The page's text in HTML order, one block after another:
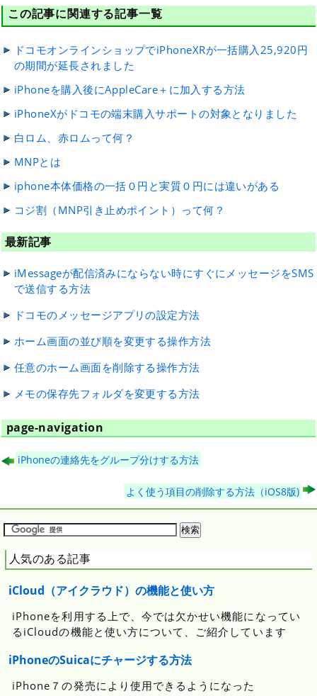
この記事に関連する記事一覧
ドコモオンラインショップでiPhoneXRが一括購入25,920円
の期間が延長されました
iPhoneを購入後にAppleCare＋に加入する方法
iPhoneXがドコモの端末購入サポートの対象となりました
白ロム、赤ロムって何？
MNPとは
iphone本体価格の一括０円と実質０円には違いがある
コジ割（MNP引き止めポイント）って何？
最新記事
iMessageが配信済みにならない時にすぐにメッセージをSMS
で送信する方法
ドコモのメッセージアプリの設定方法
ホーム画面の並び順を変更する操作方法
任意のホーム画面を削除する操作方法
メモの保存先フォルダを変更する方法
page-navigation
iPhoneの連絡先をグループ分けする方法
よく使う項目の削除する方法（iOS8版)
人気のある記事
iCloud（アイクラウド）の機能と使い方
iPhoneを利用する上で、今では欠かせい機能になってい
るiCloudの機能と使い方について、ご紹介しています
iPhoneのSuicaにチャージする方法
iPhone７の発売により使用できるようになった